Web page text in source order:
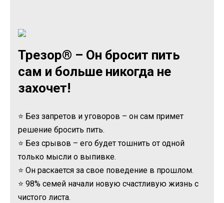
Трезор® – Он бросит пить
сам и больше никогда не
захочет!
⭐ Без запретов и уговоров – он сам примет
решение бросить пить.
⭐ Без срывов – его будет тошнить от одной
только мысли о выпивке.
⭐ Он раскается за свое поведение в прошлом.
⭐ 98% семей начали новую счастливую жизнь с
чистого листа.